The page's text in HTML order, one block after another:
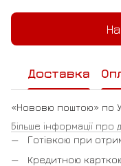
Доставка
«Нововю поштою» по
Більше інформації про
Готівкою при
Кредитною